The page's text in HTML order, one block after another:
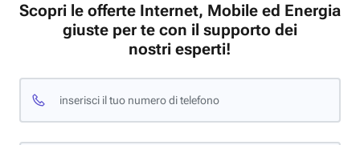
Scopri le offerte Internet, Mobile ed Energia
giuste per te con il supporto dei
nostri esperti!
inserisci il tuo numero di telefono